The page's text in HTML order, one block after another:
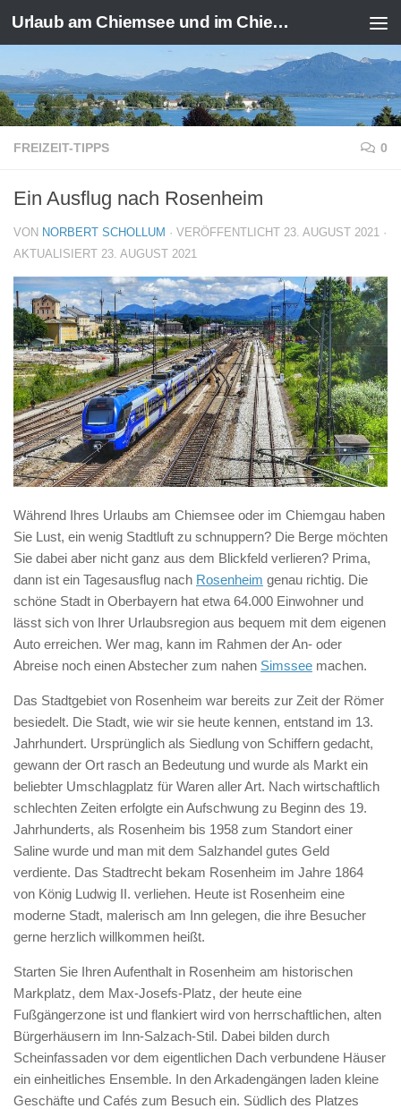
Zum Inhalt springen Urlaub am Chiemsee und im Chiemgau
FREIZEIT-TIPPS 0
Ein Ausflug nach Rosenheim
VON NORBERT SCHOLLUM · VERÖFFENTLICHT 23. AUGUST 2021 ·
AKTUALISIERT 23. AUGUST 2021
Während Ihres Urlaubs am Chiemsee oder im Chiemgau haben
Sie Lust, ein wenig Stadtluft zu schnuppern? Die Berge möchten
Sie dabei aber nicht ganz aus dem Blickfeld verlieren? Prima,
dann ist ein Tagesausflug nach Rosenheim genau richtig. Die
schöne Stadt in Oberbayern hat etwa 64.000 Einwohner und
lässt sich von Ihrer Urlaubsregion aus bequem mit dem eigenen
Auto erreichen. Wer mag, kann im Rahmen der An- oder
Abreise noch einen Abstecher zum nahen Simssee machen.
Das Stadtgebiet von Rosenheim war bereits zur Zeit der Römer
besiedelt. Die Stadt, wie wir sie heute kennen, entstand im 13.
Jahrhundert. Ursprünglich als Siedlung von Schiffern gedacht,
gewann der Ort rasch an Bedeutung und wurde als Markt ein
beliebter Umschlagplatz für Waren aller Art. Nach wirtschaftlich
schlechten Zeiten erfolgte ein Aufschwung zu Beginn des 19.
Jahrhunderts, als Rosenheim bis 1958 zum Standort einer
Saline wurde und man mit dem Salzhandel gutes Geld
verdiente. Das Stadtrecht bekam Rosenheim im Jahre 1864
von König Ludwig II. verliehen. Heute ist Rosenheim eine
moderne Stadt, malerisch am Inn gelegen, die ihre Besucher
gerne herzlich willkommen heißt.
Starten Sie Ihren Aufenthalt in Rosenheim am historischen
Markplatz, dem Max-Josefs-Platz, der heute eine
Fußgängerzone ist und flankiert wird von herrschaftlichen, alten
Bürgerhäusern im Inn-Salzach-Stil. Dabei bilden durch
Scheinfassaden vor dem eigentlichen Dach verbundene Häuser
ein einheitliches Ensemble. In den Arkadengängen laden kleine
Geschäfte und Cafés zum Besuch ein. Südlich des Platzes